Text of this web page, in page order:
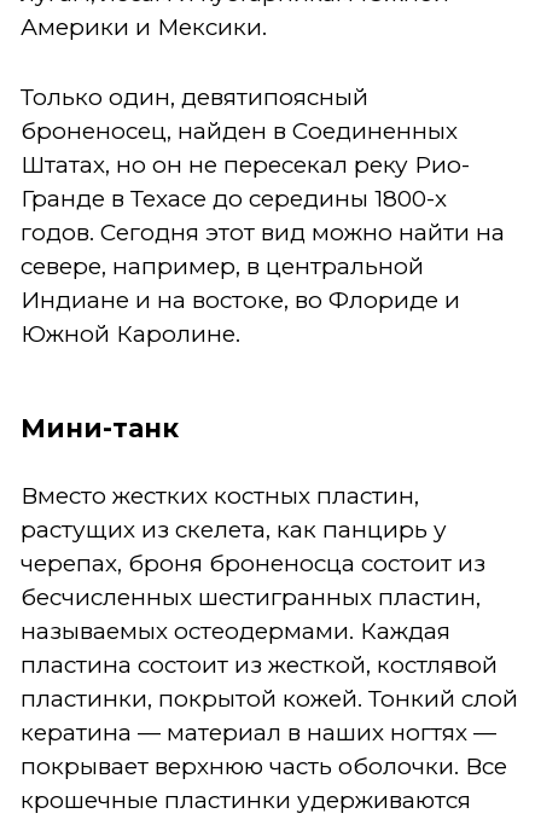
Америки и Мексики.
Только один, девятипоясный
броненосец, найден в Соединенных
Штатах, но он не пересекал реку Рио-
Гранде в Техасе до середины 1800-х
годов. Сегодня этот вид можно найти на
севере, например, в центральной
Индиане и на востоке, во Флориде и
Южной Каролине.
Мини-танк
Вместо жестких костных пластин,
растущих из скелета, как панцирь у
черепах, броня броненосца состоит из
бесчисленных шестигранных пластин,
называемых остеодермами. Каждая
пластина состоит из жесткой, костлявой
пластинки, покрытой кожей. Тонкий слой
кератина — материал в наших ногтях —
покрывает верхнюю часть оболочки. Все
крошечные пластинки удерживаются